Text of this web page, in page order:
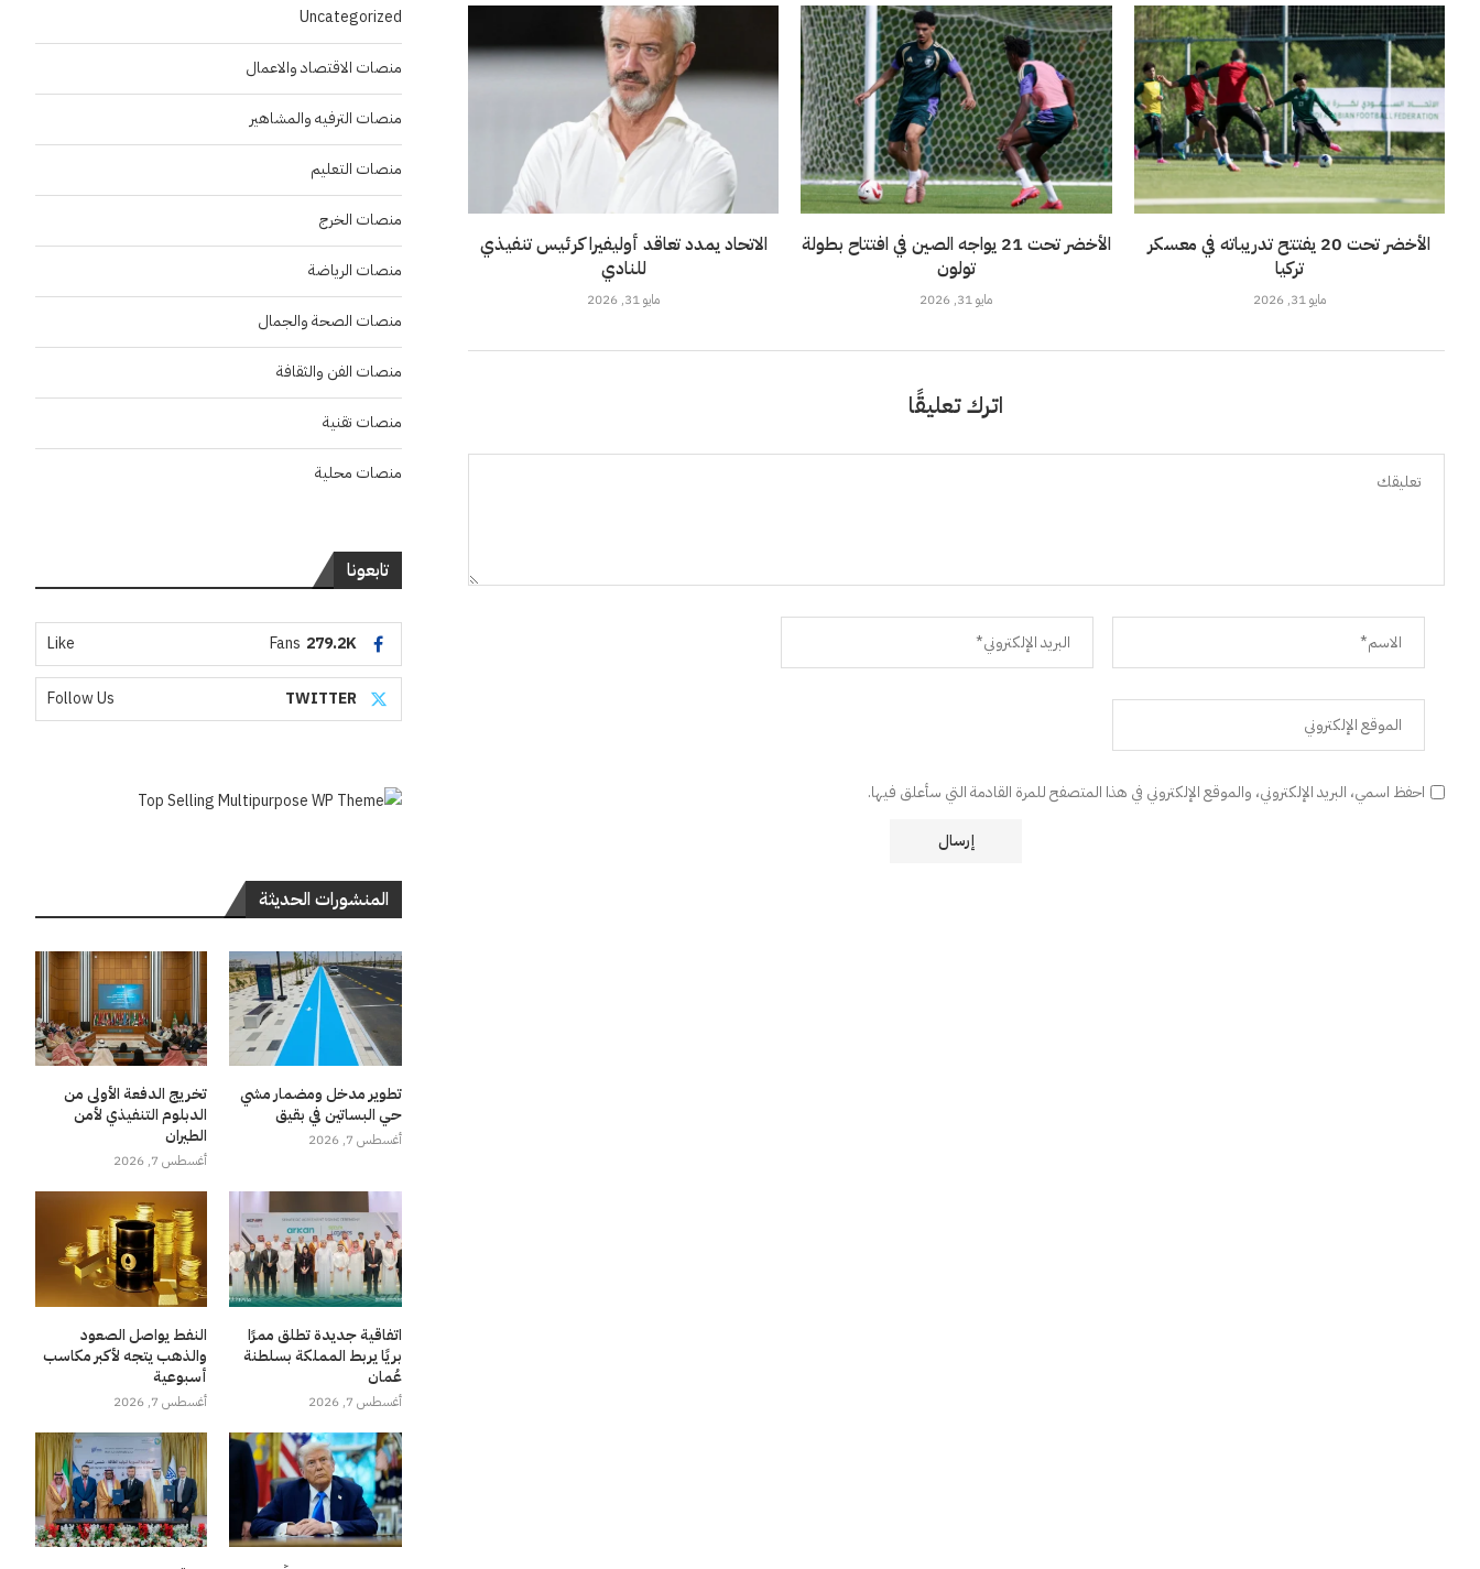
الاتحاد يمدد تعاقد أوليفيرا كرئيس تنفيذي
للنادي
مايو 31, 2026
الأخضر تحت 21 يواجه الصين في افتتاح بطولة
تولون
مايو 31, 2026
الأخضر تحت 20 يفتتح تدريباته في معسكر
تركيا
مايو 31, 2026
اترك تعليقًا
احفظ اسمي، البريد الإلكتروني، والموقع الإلكتروني في هذا المتصفح للمرة القادمة التي سأعلق فيها.
Uncategorized
منصات الاقتصاد والاعمال
منصات الترفيه والمشاهير
منصات التعليم
منصات الخرج
منصات الرياضة
منصات الصحة والجمال
منصات الفن والثقافة
منصات تقنية
منصات محلية
تابعونا
279.2K
Fans
Like
TWITTER
Follow Us
المنشورات الحديثة
تطوير مدخل ومضمار مشي
حي البساتين في بقيق
أغسطس 7, 2026
تخريج الدفعة الأولى من
الدبلوم التنفيذي لأمن
الطيران
أغسطس 7, 2026
اتفاقية جديدة تطلق ممرًا
بريًا يربط المملكة بسلطنة
عُمان
أغسطس 7, 2026
النفط يواصل الصعود
والذهب يتجه لأكبر مكاسب
أسبوعية
أغسطس 7, 2026